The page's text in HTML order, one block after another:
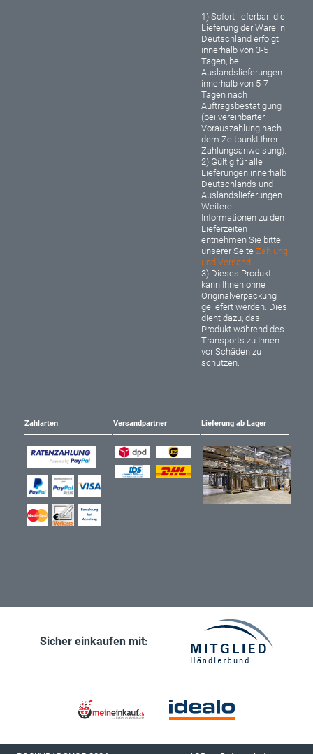
1) Sofort lieferbar: die
Lieferung der Ware in
Deutschland erfolgt
innerhalb von 3-5
Tagen, bei
Auslandslieferungen
innerhalb von 5-7
Tagen nach
Auftragsbestätigung
(bei vereinbarter
Vorauszahlung nach
dem Zeitpunkt Ihrer
Zahlungsanweisung).
2) Gültig für alle
Lieferungen innerhalb
Deutschlands und
Auslandslieferungen.
Weitere
Informationen zu den
Lieferzeiten
entnehmen Sie bitte
unserer SeiteZahlung
und Versand
3) Dieses Produkt
kann Ihnen ohne
Originalverpackung
geliefert werden. Dies
dient dazu, das
Produkt während des
Transports zu Ihnen
vor Schäden zu
schützen.
Zahlarten Versandpartner Lieferung ab Lager
Sicher einkaufen mit: